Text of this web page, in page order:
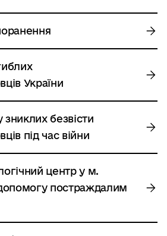
України
безвісти
під час війни
центр у м.
постраждалим